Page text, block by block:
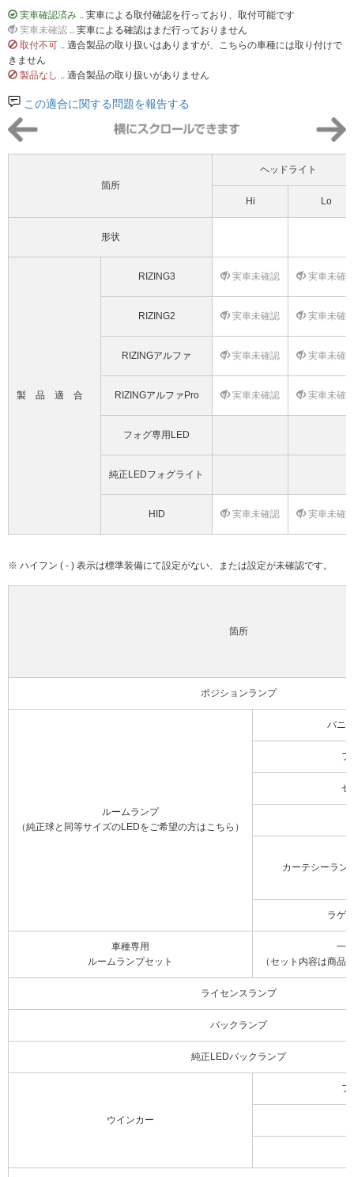
実車確認済み .. 実車による取付確認を行っており、取付可能です
実車未確認 .. 実車による確認はまだ行っておりません
取付不可 .. 適合製品の取り扱いはありますが、こちらの車種には取り付けで
きません
製品なし .. 適合製品の取り扱いがありません
この適合に関する問題を報告する
箇所
ヘッドライト
Hi Lo
形状
製品適合
RIZING3 実車未確認 実車未確
RIZING2 実車未確認 実車未確
RIZINGアルファ 実車未確認 実車未確
RIZINGアルファPro 実車未確認 実車未確
フォグ専用LED
純正LEDフォグライト
HID 実車未確認 実車未確
※ ハイフン ( - ) 表示は標準装備にて設定がない、または設定が未確認です。
箇所
ポジションランプ
ルームランプ
（純正球と同等サイズのLEDをご希望の方はこちら）
バニ
フ
セ
カーテシーラン
ラゲ
車種専用
ルームランプセット
一
（セット内容は商品
ライセンスランプ
バックランプ
純正LEDバックランプ
ウインカー
フ